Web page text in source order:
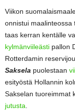
Viikon
onnistui maalinteossa
taas kerran kentälle
kylmänviileästi pallon
Rotterdamin
Saksela puolestaan
esityöstä Hollannin
Sakselan tuoreimmat
jutusta